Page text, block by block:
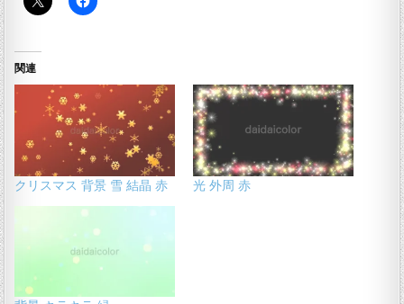
関連
クリスマス 背景 雪 結晶 赤 光 外周 赤